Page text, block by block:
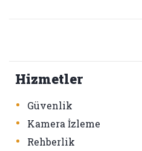
Hizmetler
• Güvenlik
• Kamera İzleme
• Rehberlik